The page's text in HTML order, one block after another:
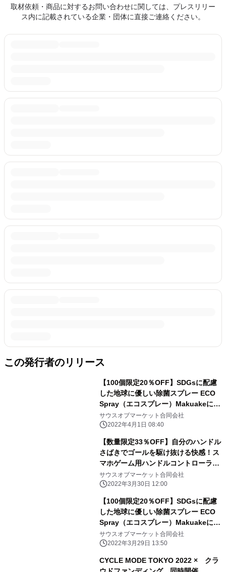
取材依頼・商品に対するお問い合わせに関しては、プレスリリー
ス内に記載されている企業・団体に直接ご連絡ください。
この発行者のリリース
【100個限定20％OFF】SDGsに配慮
した地球に優しい除菌スプレー ECO
Spray（エコスプレー）Makuakeにて
販売中
サウスオブマーケット合同会社
2022年4月1日 08:40
【数量限定33％OFF】自分のハンドル
さばきでゴールを駆け抜ける快感！ス
マホゲーム用ハンドルコントローラ
ー Makuakeにて3月30日販売開始
サウスオブマーケット合同会社
2022年3月30日 12:00
【100個限定20％OFF】SDGsに配慮
した地球に優しい除菌スプレー ECO
Spray（エコスプレー）Makuakeにて
3月29日販売開始
サウスオブマーケット合同会社
2022年3月29日 13:50
CYCLE MODE TOKYO 2022 × クラ